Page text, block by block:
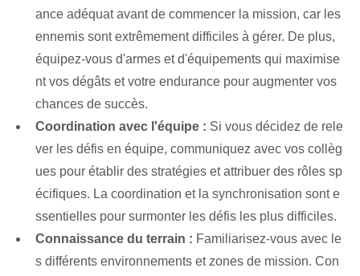
ance adéquat avant de commencer la mission, car les
ennemis sont extrêmement difficiles à gérer. De plus,
équipez-vous d'armes et d'équipements qui maximise
nt vos dégâts et votre endurance pour augmenter vos
chances de succès.
Coordination avec l'équipe : Si vous décidez de rele
ver les défis en équipe, communiquez avec vos collèg
ues pour établir des stratégies et attribuer des rôles sp
écifiques. La coordination et la synchronisation sont e
ssentielles pour surmonter les défis les plus difficiles.
Connaissance du terrain : Familiarisez-vous avec le
s différents environnements et zones de mission. Con